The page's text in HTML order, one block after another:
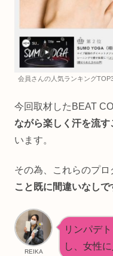
会員さんの人気ランキング
今回取材したBEAT
ながら楽しく汗を流
います。
その為、これらのプ
こと既に間違いなしで
REIKA
リンパデ
し、女性